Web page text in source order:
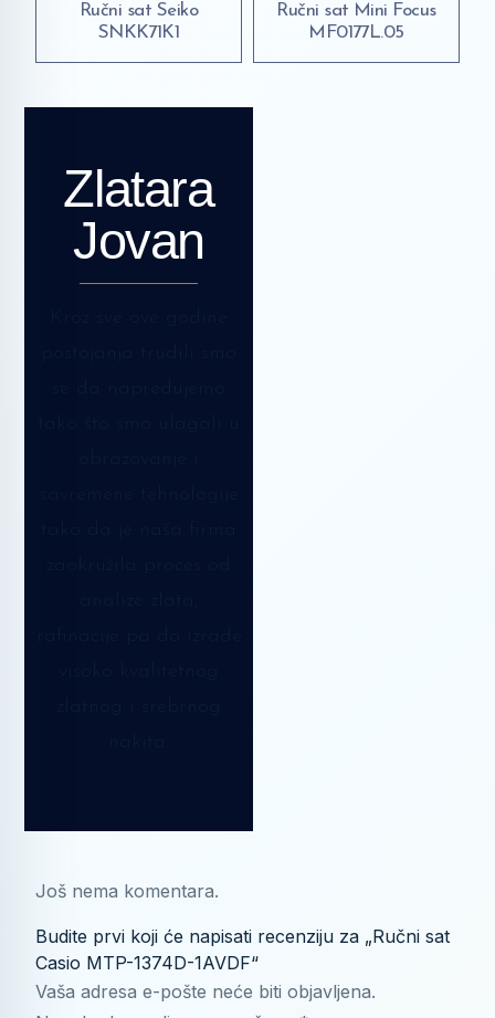
Ručni sat Seiko
SNKK71K1
Ručni sat Mini Focus
MF0177L.05
Zlatara
Jovan
Još nema komentara.
Budite prvi koji će napisati recenziju za „Ručni sat
Casio MTP-1374D-1AVDF“
Vaša adresa e-pošte neće biti objavljena.